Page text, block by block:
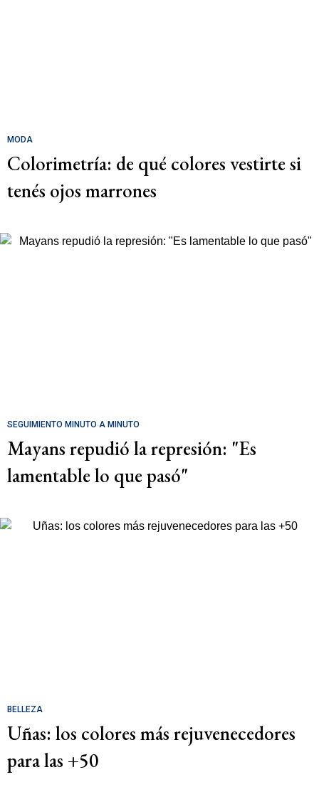
MODA
Colorimetría: de qué colores vestirte si
tenés ojos marrones
SEGUIMIENTO MINUTO A MINUTO
Mayans repudió la represión: "Es
lamentable lo que pasó"
BELLEZA
Uñas: los colores más rejuvenecedores
para las +50